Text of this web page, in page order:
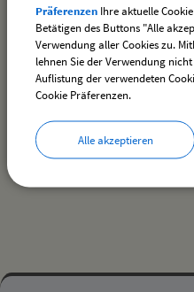
Es wurden keine Veranstaltungen
Präferenzen Ihre aktuelle
Betätigen des Buttons "Alle
Verwendung aller Cookies zu.
lehnen Sie der Verwendung
Auflistung der verwendeten
Cookie Präferenzen.
Alle akzeptieren